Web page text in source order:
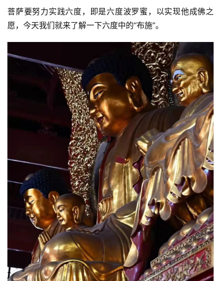
菩萨要努力实践六度，即是六度波罗蜜，以实现他成佛之
愿，今天我们就来了解一下六度中的“布施”。